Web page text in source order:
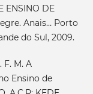
ENSINO DE
Anais… Porto
do Sul, 2009.
F. M. A
Ensino de